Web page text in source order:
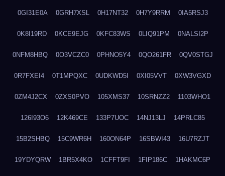
0GI31E0A 0GRH7XSL 0H17NT32 0H7Y9RRM 0IA5RSJ3
0K8I19RD 0KCE9EJG 0KFC83WS 0LIQ91PM 0NALSI2P
0NFM8HBQ 0O3VCZC0 0PHNO5Y4 0QO261FR 0QV0STGJ
0R7FXEI4 0T1MPQXC 0UDKWD5I 0XI05VVT 0XW3VGXD
0ZM4J2CX 0ZXS0PVO 105XMS37 10SRNZZ2 1103WHO1
126I93O6 12K469CE 133P7UOC 14NJ13LJ 14PRLC85
15B2SHBQ 15C9WR6H 160ON64P 16SBWI43 16U7RZJT
19YDYQRW 1BR5X4KO 1CFFT9FI 1FIP186C 1HAKMC6P